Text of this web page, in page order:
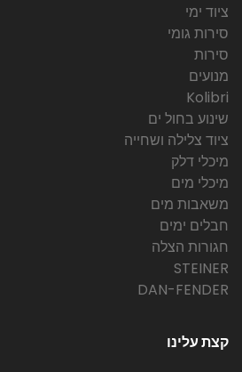
ציוד ימי
סירות גומי
סירות
מנועים
Kolibri
שינוע בחול ים
ציוד צלילה ושחייה
מיכלי דלק
מיכלי מים
משאבות מים
חבלים ימים
חגורות הצלה
STEINER
DAN-FENDER
קצת עלינו